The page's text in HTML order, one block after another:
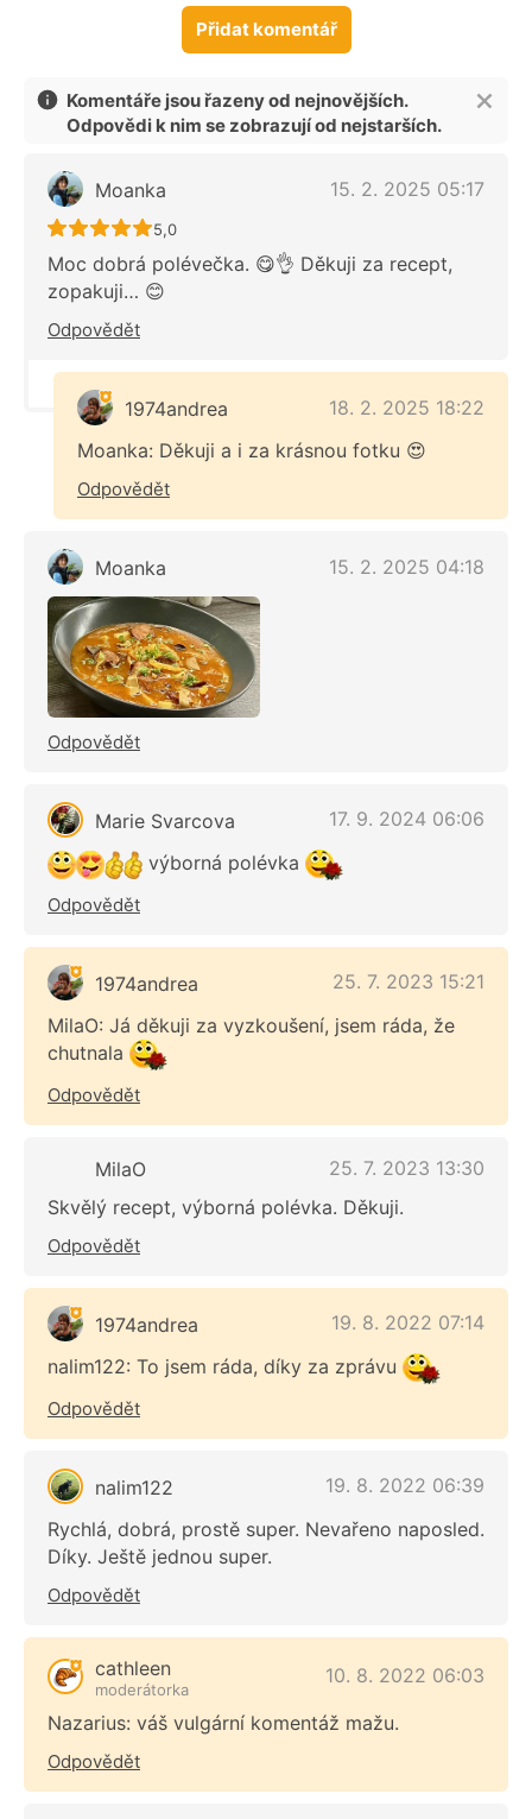
Přidat komentář
Komentáře jsou řazeny od nejnovějších.
Odpovědi k nim se zobrazují od nejstarších.
Moanka 15. 2. 2025 05:17
Recept ještě nebyl hodnocen
5,0
Moc dobrá polévečka. 😋👌 Děkuji za recept,
zopakuji… 😊
Odpovědět
1974andrea
18. 2. 2025 18:22
Moanka: Děkuji a i za krásnou fotku 😍
Odpovědět
Moanka 15. 2. 2025 04:18
Odpovědět
Marie Svarcova
17. 9. 2024 06:06
výborná polévka
Odpovědět
1974andrea
25. 7. 2023 15:21
MilaO: Já děkuji za vyzkoušení, jsem ráda, že
chutnala
Odpovědět
MilaO
25. 7. 2023 13:30
Skvělý recept, výborná polévka. Děkuji.
Odpovědět
1974andrea
19. 8. 2022 07:14
nalim122: To jsem ráda, díky za zprávu
Odpovědět
nalim122
19. 8. 2022 06:39
Rychlá, dobrá, prostě super. Nevařeno naposled.
Díky. Ještě jednou super.
Odpovědět
cathleen
moderátorka
10. 8. 2022 06:03
Nazarius: váš vulgární komentáž mažu.
Odpovědět